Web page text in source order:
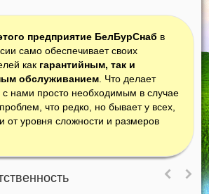
предприятие БелБурСнаб в
само обеспечивает своих
как гарантийным, так и
обслуживанием. Что делает
с нами просто необходимым в случае
что редко, но бывает у всех,
от уровня сложности и размеров